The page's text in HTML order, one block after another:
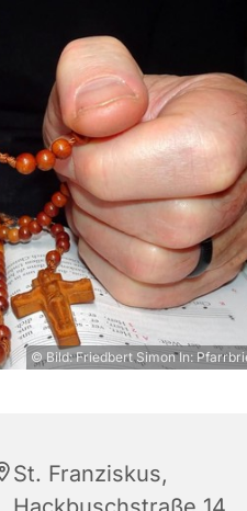
© Bild: Friedbert Simon In:
St. Franziskus,